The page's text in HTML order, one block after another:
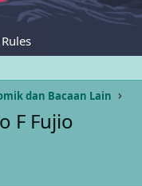
Rules
dan Bacaan Lain
F Fujio